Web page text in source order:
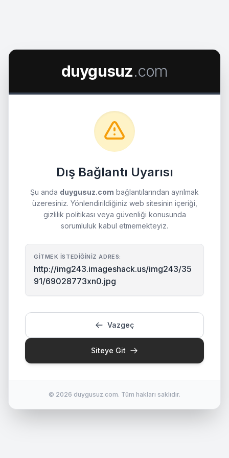
duygusuz.com
Dış Bağlantı Uyarısı
Şu anda duygusuz.com bağlantılarından ayrılmak
üzeresiniz. Yönlendirildiğiniz web sitesinin içeriği,
gizlilik politikası veya güvenliği konusunda
sorumluluk kabul etmemekteyiz.
GITMEK İSTEDIĞINIZ ADRES:
http://img243.imageshack.us/img243/35
91/69028773xn0.jpg
Vazgeç
Siteye Git
© 2026 duygusuz.com. Tüm hakları saklıdır.